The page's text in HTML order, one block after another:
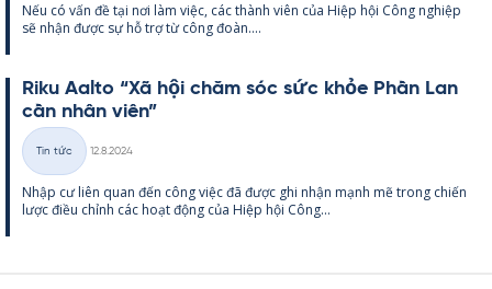
loại
Nếu có vấn đề tại nơi làm việc, các thành viên của Hiệp hội Công ng­hiệp
sẽ nhận được sự hỗ trợ từ công đoàn....
Riku Aalto “Xã hội chăm sóc sức khỏe Phần Lan
cần nhân viên”
Thể
loại
Tin tức
12.8.2024
Nhập cư liên quan đến công việc đã được ghi nhận mạnh mẽ trong chiến
lược điều chỉnh các hoạt động của Hiệp hội Công...